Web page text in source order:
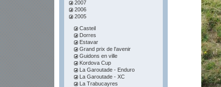
2007
2006
2005
Casteil
Dorres
Estavar
Grand prix de l'avenir
Guidons en ville
Kordova Cup
La Garoutade - Enduro
La Garoutade - XC
La Trabucayres